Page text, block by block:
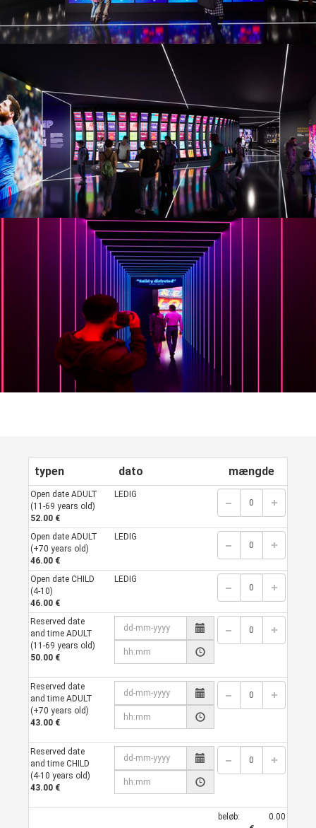
typen dato mængde
Open date ADULT
(11-69 years old)
52.00 €
LEDIG
Open date ADULT
(+70 years old)
46.00 €
LEDIG
Open date CHILD
(4-10)
46.00 €
LEDIG
Reserved date
and time ADULT
(11-69 years old)
50.00 €
Reserved date
and time ADULT
(+70 years old)
43.00 €
Reserved date
and time CHILD
(4-10 years old)
43.00 €
beløb:
0.00